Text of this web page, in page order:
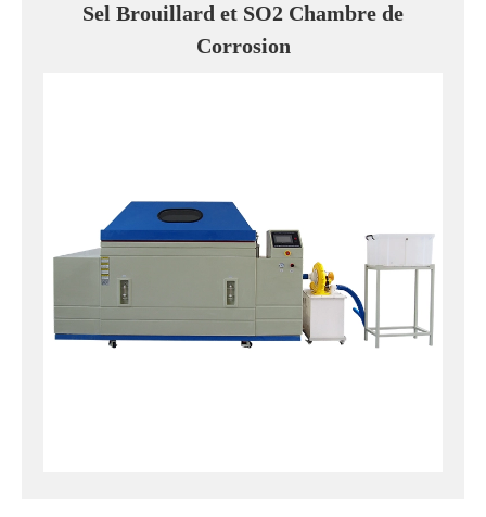
Sel Brouillard et SO2 Chambre de
Corrosion